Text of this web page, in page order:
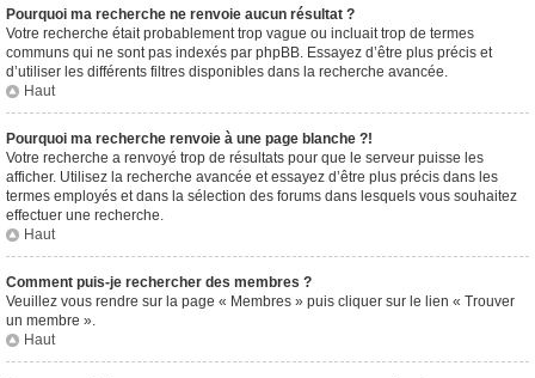
Pourquoi ma recherche ne renvoie aucun résultat ?
Votre recherche était probablement trop vague ou incluait trop de termes
communs qui ne sont pas indexés par phpBB. Essayez d’être plus précis et
d’utiliser les différents filtres disponibles dans la recherche avancée.
Haut
Pourquoi ma recherche renvoie à une page blanche ?!
Votre recherche a renvoyé trop de résultats pour que le serveur puisse les
afficher. Utilisez la recherche avancée et essayez d’être plus précis dans les
termes employés et dans la sélection des forums dans lesquels vous souhaitez
effectuer une recherche.
Haut
Comment puis-je rechercher des membres ?
Veuillez vous rendre sur la page « Membres » puis cliquer sur le lien « Trouver
un membre ».
Haut